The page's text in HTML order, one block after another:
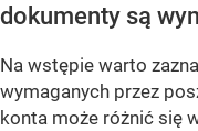
dokumenty są
Na wstępie warto
wymaganych przez
konta może różnić się